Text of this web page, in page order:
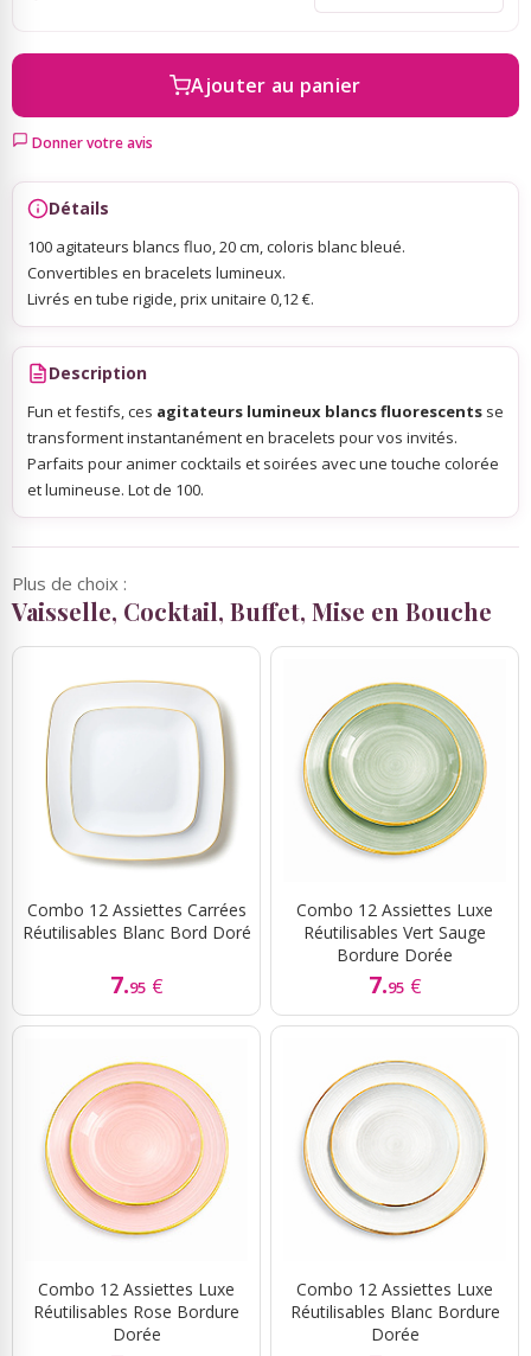
Scrapbooking, Loisirs Créatifs
Ajouter au panier
Donner votre avis
Détails
100 agitateurs blancs fluo, 20 cm, coloris blanc bleué.
Convertibles en bracelets lumineux.
Livrés en tube rigide, prix unitaire 0,12 €.
Description
Fun et festifs, ces agitateurs lumineux blancs fluorescents se
transforment instantanément en bracelets pour vos invités.
Parfaits pour animer cocktails et soirées avec une touche colorée
et lumineuse. Lot de 100.
Plus de choix :
Vaisselle, Cocktail, Buffet, Mise en Bouche
Combo 12 Assiettes Carrées
Réutilisables Blanc Bord Doré
7.95 €
Combo 12 Assiettes Luxe
Réutilisables Vert Sauge
Bordure Dorée
7.95 €
Combo 12 Assiettes Luxe
Réutilisables Rose Bordure
Dorée
Combo 12 Assiettes Luxe
Réutilisables Blanc Bordure
Dorée